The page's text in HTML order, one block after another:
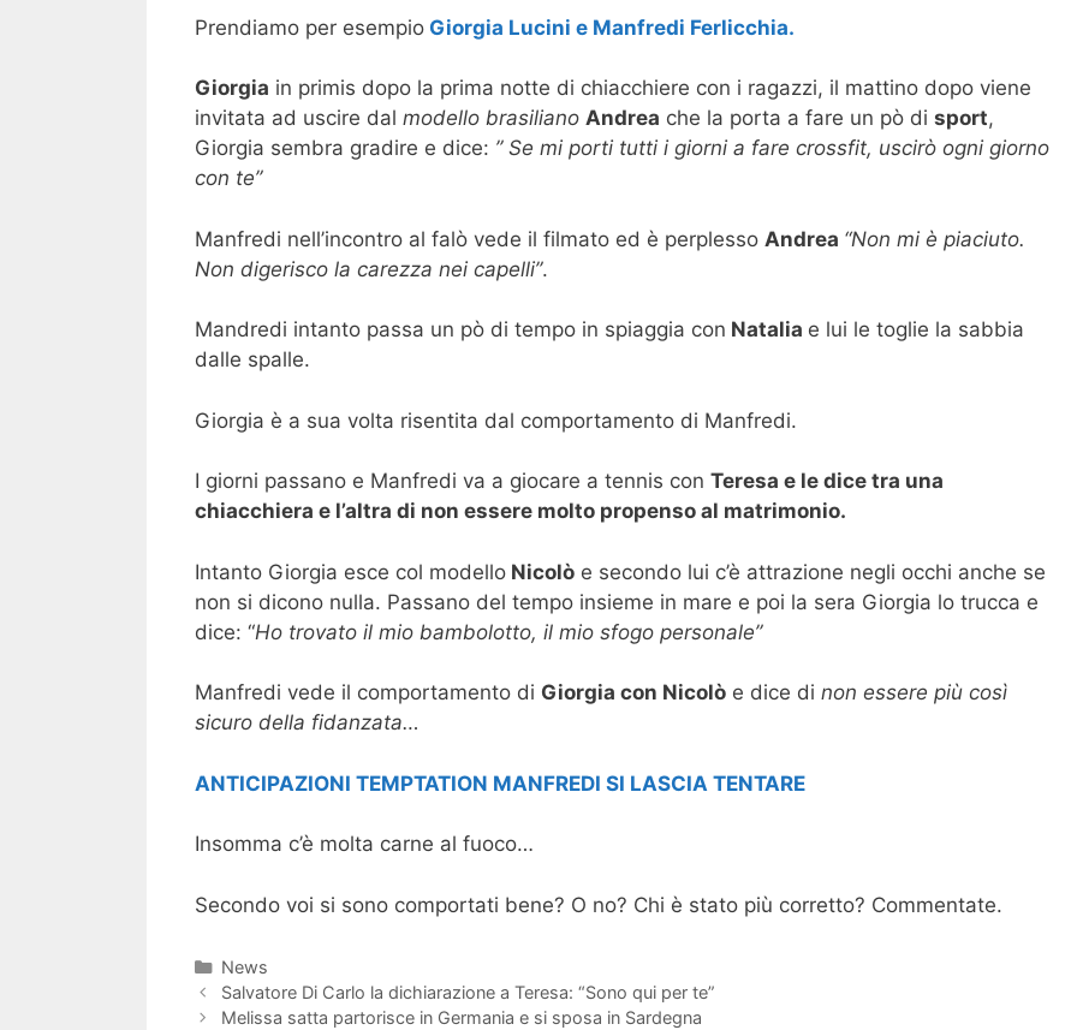
Prendiamo per esempio Giorgia Lucini e Manfredi Ferlicchia.
Giorgia in primis dopo la prima notte di chiacchiere con i ragazzi, il mattino dopo viene
invitata ad uscire dal modello brasiliano Andrea che la porta a fare un pò di sport,
Giorgia sembra gradire e dice: ” Se mi porti tutti i giorni a fare crossfit, uscirò ogni giorno
con te”
Manfredi nell’incontro al falò vede il filmato ed è perplesso Andrea “Non mi è piaciuto.
Non digerisco la carezza nei capelli”.
Mandredi intanto passa un pò di tempo in spiaggia con Natalia e lui le toglie la sabbia
dalle spalle.
Giorgia è a sua volta risentita dal comportamento di Manfredi.
I giorni passano e Manfredi va a giocare a tennis con Teresa e le dice tra una
chiacchiera e l’altra di non essere molto propenso al matrimonio.
Intanto Giorgia esce col modello Nicolò e secondo lui c’è attrazione negli occhi anche se
non si dicono nulla. Passano del tempo insieme in mare e poi la sera Giorgia lo trucca e
dice: “Ho trovato il mio bambolotto, il mio sfogo personale”
Manfredi vede il comportamento di Giorgia con Nicolò e dice di non essere più così
sicuro della fidanzata…
ANTICIPAZIONI TEMPTATION MANFREDI SI LASCIA TENTARE
Insomma c’è molta carne al fuoco…
Secondo voi si sono comportati bene? O no? Chi è stato più corretto? Commentate.
Categorie
News
Navigazione
articolo
Salvatore Di Carlo la dichiarazione a Teresa: “Sono qui per te”
Melissa satta partorisce in Germania e si sposa in Sardegna